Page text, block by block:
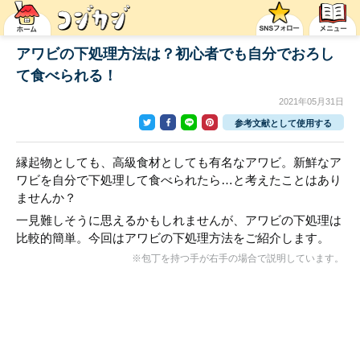
アワビの下処理方法は？初心者でも自分でおろし
て食べられる！
2021年05月31日
参考文献として使用する
縁起物としても、高級食材としても有名なアワビ。新鮮なア
ワビを自分で下処理して食べられたら…と考えたことはあり
ませんか？
一見難しそうに思えるかもしれませんが、アワビの下処理は
比較的簡単。今回はアワビの下処理方法をご紹介します。
※包丁を持つ手が右手の場合で説明しています。